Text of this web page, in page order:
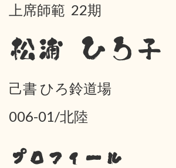
上席師範 22期
松浦 ひろ子
己書 ひろ鈴道場
006-01/北陸
プロフィール